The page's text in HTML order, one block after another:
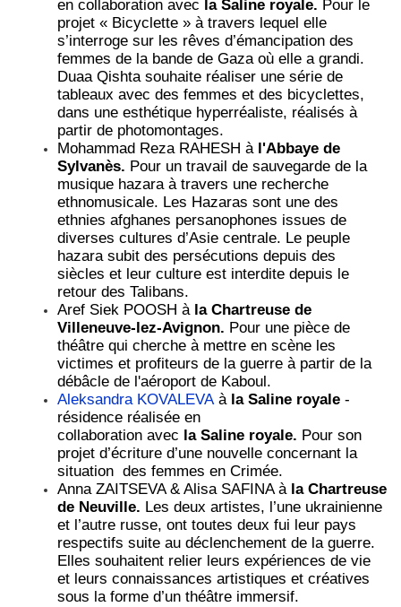
en collaboration avec la Saline royale. Pour le
projet « Bicyclette » à travers lequel elle
s’interroge sur les rêves d’émancipation des
femmes de la bande de Gaza où elle a grandi.
Duaa Qishta souhaite réaliser une série de
tableaux avec des femmes et des bicyclettes,
dans une esthétique hyperréaliste, réalisés à
partir de photomontages.
Mohammad Reza RAHESH à l'Abbaye de
Sylvanès. Pour un travail de sauvegarde de la
musique hazara à travers une recherche
ethnomusicale. Les Hazaras sont une des
ethnies afghanes persanophones issues de
diverses cultures d’Asie centrale. Le peuple
hazara subit des persécutions depuis des
siècles et leur culture est interdite depuis le
retour des Talibans.
Aref Siek POOSH à la Chartreuse de
Villeneuve-lez-Avignon. Pour une pièce de
théâtre qui cherche à mettre en scène les
victimes et profiteurs de la guerre à partir de la
débâcle de l'aéroport de Kaboul .
Aleksandra KOVALEVAà la Saline royale -
résidence réalisée en
collaboration avec la Saline royale. Pour son
projet d’écriture d’une nouvelle concernant la
situation des femmes en Crimée.
Anna ZAITSEVA & Alisa SAFINA à la Chartreuse
de Neuville. Les deux artistes, l’une ukrainienne
et l’autre russe, ont toutes deux fui leur pays
respectifs suite au déclenchement de la guerre.
Elles souhaitent relier leurs expériences de vie
et leurs connaissances artistiques et créatives
sous la forme d’un théâtre immersif.